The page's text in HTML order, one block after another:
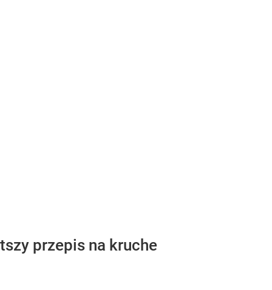
przepis na kruche